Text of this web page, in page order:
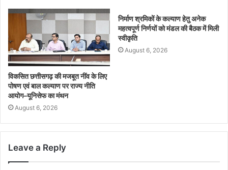
विकसित छत्तीसगढ़ की मजबूत नींव के लिए
पोषण एवं बाल कल्याण पर राज्य नीति
आयोग–यूनिसेफ का मंथन
August 6, 2026
निर्माण श्रमिकों के कल्याण हेतु अनेक
महत्वपूर्ण निर्णयों को मंडल की बैठक में मिली
स्वीकृति
August 6, 2026
Leave a Reply